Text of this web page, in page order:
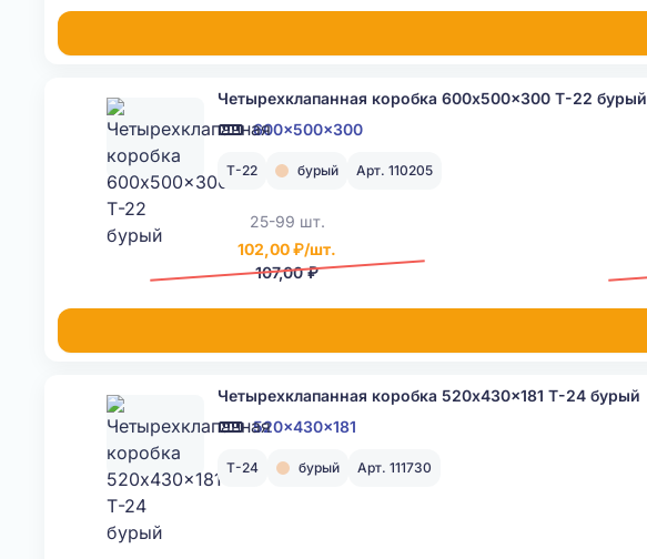
Четырехклапанная коробка 600x500x300 Т-22 бурый
600x500x300
Т-22 бурый Арт. 110205
25-99 шт.
102,00 ₽/шт.
107,00 ₽
Четырехклапанная коробка 520x430x181 Т-24 бурый
520x430x181
Т-24 бурый Арт. 111730